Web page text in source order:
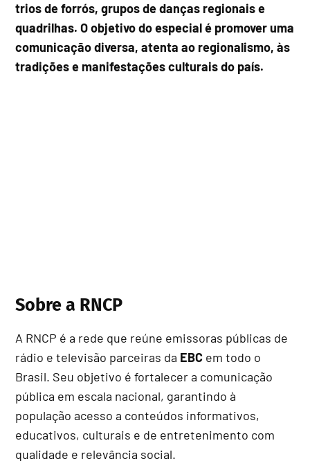
trios de forrós, grupos de danças regionais e
quadrilhas. O objetivo do especial é promover uma
comunicação diversa, atenta ao regionalismo, às
tradições e manifestações culturais do país.
Sobre a RNCP
A RNCP é a rede que reúne emissoras públicas de
rádio e televisão parceiras da EBC em todo o
Brasil. Seu objetivo é fortalecer a comunicação
pública em escala nacional, garantindo à
população acesso a conteúdos informativos,
educativos, culturais e de entretenimento com
qualidade e relevância social.